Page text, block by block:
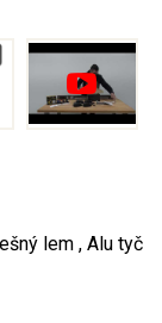
lem , Alu tyč